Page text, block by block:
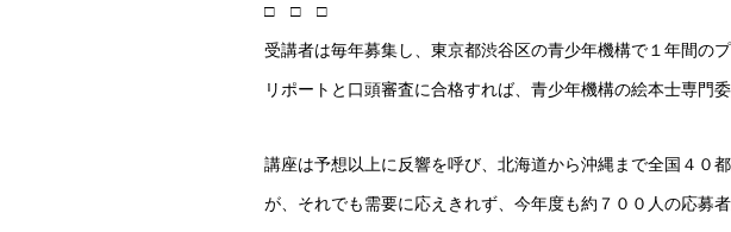
□ □ □
受講者は毎年募集し、東京都渋谷区の青少年機構で１年間の
リポートと口頭審査に合格すれば、青少年機構の絵本士専門
講座は予想以上に反響を呼び、北海道から沖縄まで全国４０
が、それでも需要に応えきれず、今年度も約７００人の応募